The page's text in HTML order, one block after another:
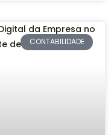
CONTABILIDADE